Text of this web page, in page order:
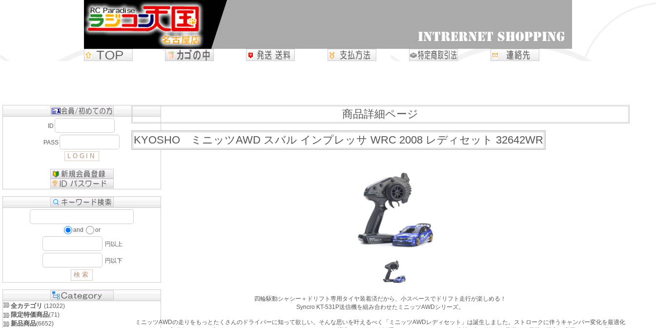
ID
PASS
and or
円以上
円以下
全カテゴリ (12022)
限定特価商品(71)
新品商品(6652)
商品詳細ページ
KYOSHO ミニッツAWD スバル インプレッサ WRC 2008 レディセット 32642WR
四輪駆動シャシー＋ドリフト専用タイヤ装着済だから、小スペースでドリフト走行が楽しめる！
Syncro KT-531P送信機を組み合わせたミニッツAWDシリーズ。
ミニッツAWDの走りをもっとたくさんのドライバーに知って欲しい。そんな思いを叶えるべく「ミニッツAWDレディセット」は誕生しました。ストロークに伴うキャンバー変化を最適化